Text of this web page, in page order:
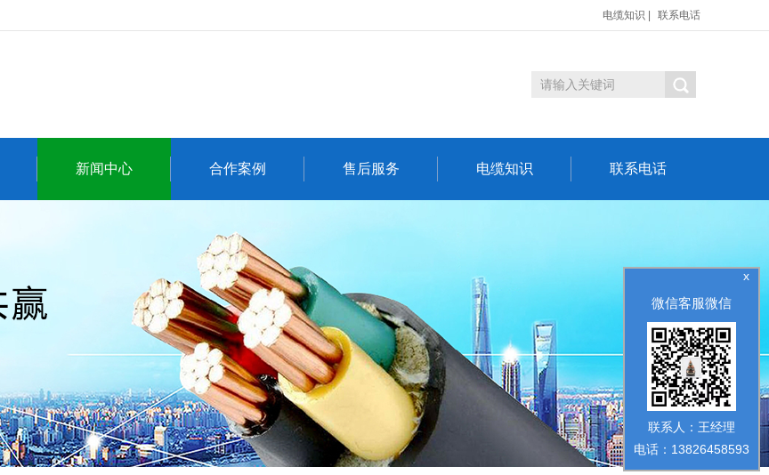
电缆知识 联系电话
新闻中心 合作案例 售后服务 电缆知识 联系电话
x
微信客服微信
联系人：王经理
电话：13826458593